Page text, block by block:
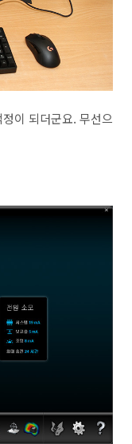
이 되더군요. 무선으